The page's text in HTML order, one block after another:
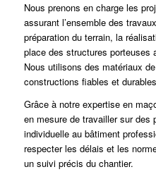
Nous prenons en charge les
assurant l’ensemble des
préparation du terrain, la
place des structures porteuses
Nous utilisons des matériaux
constructions fiables et
Grâce à notre expertise en
en mesure de travailler sur des
individuelle au bâtiment
respecter les délais et les
un suivi précis du chantier.